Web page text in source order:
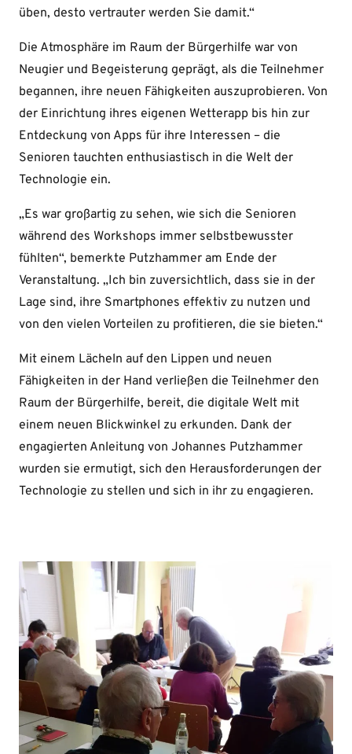
üben, desto vertrauter werden Sie damit.“
Die Atmosphäre im Raum der Bürgerhilfe war von
Neugier und Begeisterung geprägt, als die Teilnehmer
begannen, ihre neuen Fähigkeiten auszuprobieren. Von
der Einrichtung ihres eigenen Wetterapp bis hin zur
Entdeckung von Apps für ihre Interessen – die
Senioren tauchten enthusiastisch in die Welt der
Technologie ein.
„Es war großartig zu sehen, wie sich die Senioren
während des Workshops immer selbstbewusster
fühlten“, bemerkte Putzhammer am Ende der
Veranstaltung. „Ich bin zuversichtlich, dass sie in der
Lage sind, ihre Smartphones effektiv zu nutzen und
von den vielen Vorteilen zu profitieren, die sie bieten.“
Mit einem Lächeln auf den Lippen und neuen
Fähigkeiten in der Hand verließen die Teilnehmer den
Raum der Bürgerhilfe, bereit, die digitale Welt mit
einem neuen Blickwinkel zu erkunden. Dank der
engagierten Anleitung von Johannes Putzhammer
wurden sie ermutigt, sich den Herausforderungen der
Technologie zu stellen und sich in ihr zu engagieren.